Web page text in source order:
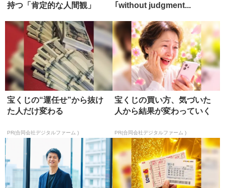
持つ「肯定的な人間観」
｢without judgment...
宝くじの“運任せ”から抜け
た人だけ変わる
PR(合同会社デジタルファーム )
宝くじの買い方、気づいた
人から結果が変わっていく
PR(合同会社デジタルファーム )